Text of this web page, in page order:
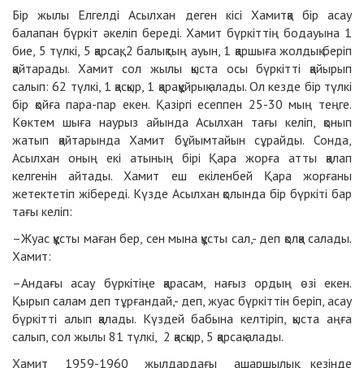
Бір жылы Елгелді Асылхан деген кісі Хамитқа бір асау
балапан бүркіт әкеліп береді. Хамит бүркіттің бодауына 1
бие, 5 түлкі, 5 қарсақ, 2 балықтың ауын, 1 қаршыға жолдық беріп
қайтарады. Хамит сол жылы қыста осы бүркітті қайырып
салып: 62 түлкі, 1 қасқыр, 1 қарақұйрық алады. Ол кезде бір түлкі
бір қойға пара-пар екен. Қазіргі есеппен 25-30 мың теңге.
Көктем шыға наурыз айында Асылхан тағы келіп, қонып
жатып қайтарында Хамит бұйымтайын сұрайды. Сонда,
Асылхан оның екі атының бірі Қара жорға атты қалап
келгенін айтады. Хамит еш екіленбей Қара жорғаны
жетектетіп жібереді. Күзде Асылхан қолында бір бүркіті бар
тағы келіп:
–Жуас құсты маған бер, сен мына құсты сал,- деп қолқа салады.
Хамит:
–Андағы асау бүркітіңе қарасам, нағыз ордың өзі екен.
Қырып салам деп тұрғандай,- деп, жуас бүркіттін беріп, асау
бүркітті алып қалады. Күздей бабына келтіріп, қыста аңға
салып, сол жылы 81 түлкі, 2 қасқыр, 5 қарсақ алады.
Хамит 1959-1960 жылдардағы ашаршылық кезінде